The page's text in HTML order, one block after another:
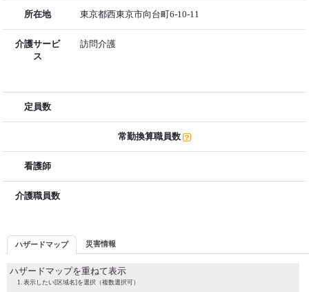
所在地 東京都西東京市向台町6-10-11
介護サービ
ス
訪問介護
定員数
常勤換算職員数
看護師
介護職員数
ハザードマップ 災害情報
ハザードマップを重ねて表示
表示したい[区域名]を選択（複数選択可）